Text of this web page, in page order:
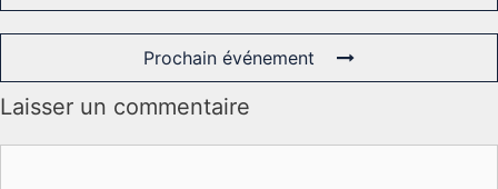
Prochain événement
Laisser un commentaire